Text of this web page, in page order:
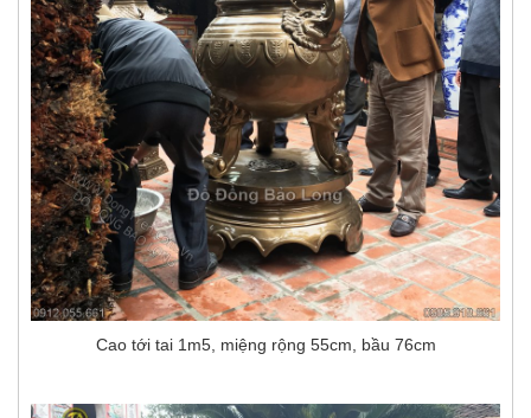
Cao tới tai 1m5, miệng rộng 55cm, bầu 76cm